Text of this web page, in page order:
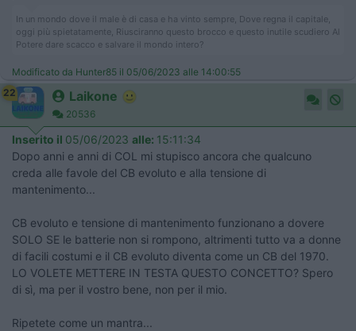
In un mondo dove il male è di casa e ha vinto sempre, Dove regna il capitale,
oggi più spietatamente, Riusciranno questo brocco e questo inutile scudiero Al
Potere dare scacco e salvare il mondo intero?
Modificato da Hunter85 il 05/06/2023 alle 14:00:55
22
Laikone
20536
Inserito il 05/06/2023 alle: 15:11:34
Dopo anni e anni di COL mi stupisco ancora che qualcuno
creda alle favole del CB evoluto e alla tensione di
mantenimento...
CB evoluto e tensione di mantenimento funzionano a dovere
SOLO SE le batterie non si rompono, altrimenti tutto va a donne
di facili costumi e il CB evoluto diventa come un CB del 1970.
LO VOLETE METTERE IN TESTA QUESTO CONCETTO? Spero
di sì, ma per il vostro bene, non per il mio.
Ripetete come un mantra...